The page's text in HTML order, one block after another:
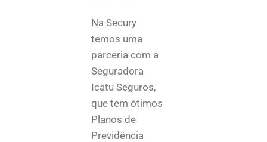
Na Secury
temos uma
parceria com a
Seguradora
Icatu Seguros,
que tem ótimos
Planos de
Previdência